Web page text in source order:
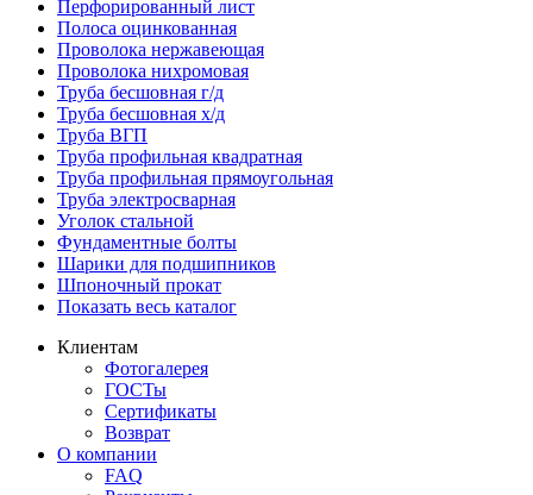
Перфорированный лист
Полоса оцинкованная
Проволока нержавеющая
Проволока нихромовая
Труба бесшовная г/д
Труба бесшовная х/д
Труба ВГП
Труба профильная квадратная
Труба профильная прямоугольная
Труба электросварная
Уголок стальной
Фундаментные болты
Шарики для подшипников
Шпоночный прокат
Показать весь каталог
Клиентам
Фотогалерея
ГОСТы
Сертификаты
Возврат
О компании
FAQ